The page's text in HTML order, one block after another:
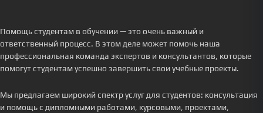
Помощь студентам в обучении — это очень важный и
ответственный процесс. В этом деле может помочь наша
профессиональная команда экспертов и консультантов, которые
помогут студентам успешно завершить свои учебные проекты.
Мы предлагаем широкий спектр услуг для студентов: консультация
и помощь с дипломными работами, курсовыми, проектами,